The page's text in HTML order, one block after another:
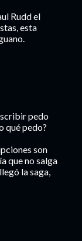
Rudd el
esta
pedo
qué pedo?
son
que no salga
la saga,